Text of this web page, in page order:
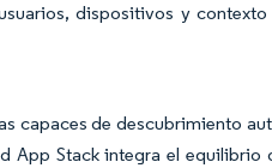
dispositivos y contexto
capaces de descubrimiento
App Stack integra el equilibrio